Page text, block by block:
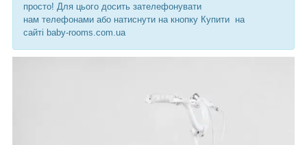
просто! Для цього досить зателефонувати
нам телефонами або натиснути на кнопку Купити на
сайті baby-rooms.com.ua